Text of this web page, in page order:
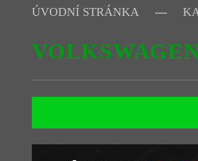
ÚVODNÍ STRÁNKA